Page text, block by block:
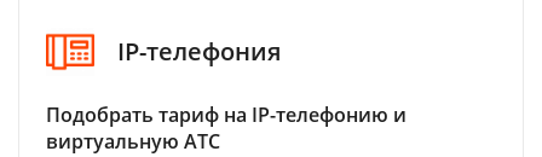
IP-телефония
Подобрать тариф на IP-телефонию и
виртуальную АТС